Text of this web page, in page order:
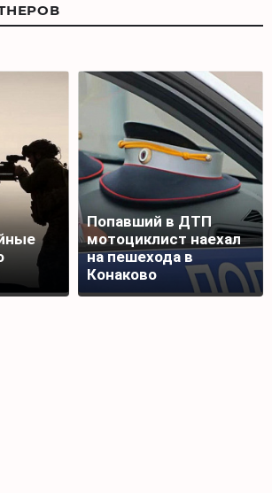
Попавший в ДТП
мотоциклист наехал
на пешехода в
Конаково